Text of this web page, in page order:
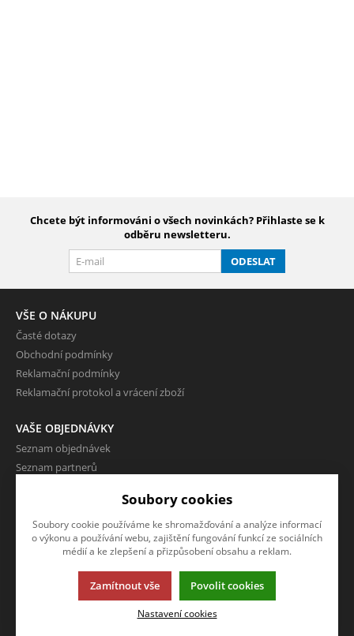
Chcete být informováni o všech novinkách? Přihlaste se k
odběru newsletteru.
ODESLAT
VŠE O NÁKUPU
Časté dotazy
Obchodní podmínky
Reklamační podmínky
Reklamační protokol a vrácení zboží
VAŠE OBJEDNÁVKY
Seznam objednávek
Seznam partnerů
VÝHODY A SLEVY
Soubory cookies
Soubory cookie používáme ke shromažďování a analýze informací
o výkonu a používání webu, zajištění fungování funkcí ze sociálních
médií a ke zlepšení a přizpůsobení obsahu a reklam.
Zamítnout vše Povolit cookies
Nastavení cookies